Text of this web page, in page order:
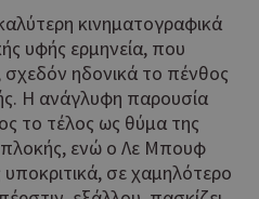
κινηματογραφικά
υφής ερμηνεία, που
σχεδόν ηδονικά το πένθος
Η ανάγλυφη παρουσία
το τέλος ως θύμα της
ενώ ο Λε Μπουφ
σε χαμηλότερο